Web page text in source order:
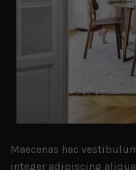
Maecenas hac
integer adipiscing